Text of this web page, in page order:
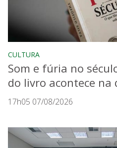
CULTURA
Som e fúria no
do livro acontece
17h05 07/08/2026